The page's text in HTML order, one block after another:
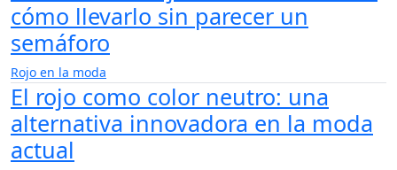
cómo llevarlo sin parecer un
semáforo
Rojo en la moda
El rojo como color neutro: una
alternativa innovadora en la moda
actual